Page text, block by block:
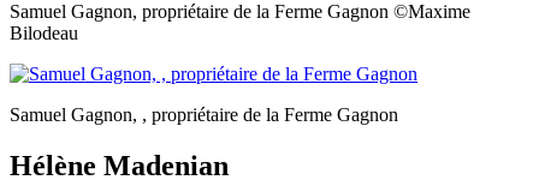
Samuel Gagnon, propriétaire de la Ferme Gagnon ©Maxime
Bilodeau
Samuel Gagnon, , propriétaire de la Ferme Gagnon
Hélène Madenian